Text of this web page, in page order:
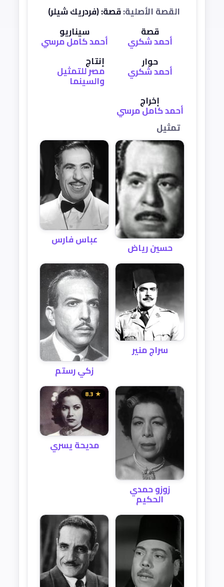
القصة الأصلية:قصة: (فردريك شيلر)
قصة
أحمد شكري
سيناريو
أحمد كامل مرسي
حوار
أحمد شكري
إنتاج
مصر للتمثيل
والسينما
إخراج
أحمد كامل مرسي
تمثيل
حسين رياض
عباس فارس
سراج منير
زكي رستم
زوزو حمدي
الحكيم
★ 8.3
مديحة يسري